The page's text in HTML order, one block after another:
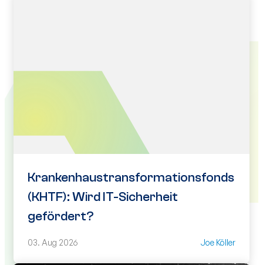
Krankenhaustransformationsfonds
(KHTF): Wird IT-Sicherheit
gefördert?
03. Aug 2026 Joe Köller